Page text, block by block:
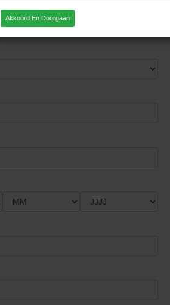
THIS WEBSITE MAY CONTAIN MATERIAL
DISTRIBUTED, CIRCULATED, SOLD,
PROJECTED TO A PERSON UNDER THE
Akkoord En Doorgaan